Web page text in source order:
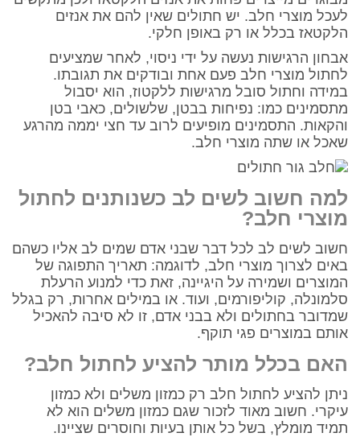
לעכל מוצרי חלב. יש חתולים שאין להם את אנזים
הלקטאז בכלל או רק באופן חלקי.
אבחון הרגישות נעשה על ידי ניסוי, לאחר שמציעים
לחתול מוצרי חלב פעם אחת ובודקים את תגובתו.
במידה וחתול סובל מרגישות ללקטוז, הוא יסבול
מתסמינים כמו: נפיחות בבטן, שלשולים, כאבי בטן
והקאות. התסמינים מופיעים לרוב עד חצי יממה מהרגע
שאכל או שתה מוצרי חלב.
למה חשוב לשים לב כשנותנים לחתול
מוצרי חלב?
חשוב לשים לב לכל דבר שבני אדם שמים לב אליו כשהם
באים לצרוך מוצרי חלב, לדוגמה: תאריך התפוגה של
המוצרים ושמירה על היגיינה, זאת כדי למנוע הרעלת
סלמונלה, קוליפורמים, ועוד. או במילים אחרות, רק בגלל
שמדובר בחתולים ולא בבני אדם, זו לא סיבה להאכיל
אותם במוצרים פגי תוקף.
האם בכלל מותר להציע לחתול חלב?
ניתן להציע לחתול חלב רק כמזון משלים ולא כמזון
עיקרי. חשוב מאוד לזכור שגם כמזון משלים הוא לא
תמיד מומלץ, בשל כל אותן בעיות וחוסרים שציינו.